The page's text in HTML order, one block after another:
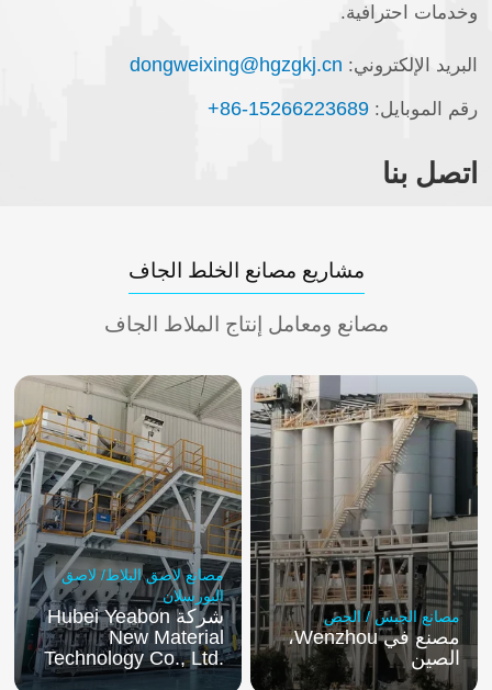
وخدمات احترافية.
البريد الإلكتروني: dongweixing@hgzgkj.cn
رقم الموبايل:+86-15266223689
اتصل بنا
مشاريع مصانع الخلط الجاف
مصانع ومعامل إنتاج الملاط الجاف
مصانع الجبس / الجص
مصنع في Wenzhou،
الصين
مصانع لاصق البلاط/ لاصق
البورسلان
شركةHubei Yeabon
New Material
Technology Co., Ltd.